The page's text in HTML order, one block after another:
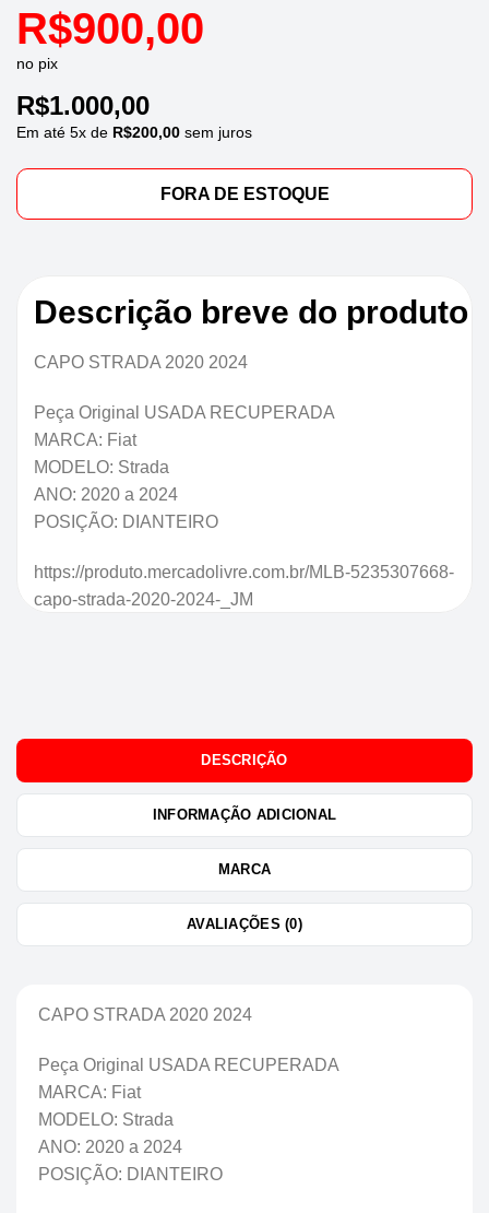
R$900,00
no pix
R$1.000,00
Em até 5x de R$200,00 sem juros
FORA DE ESTOQUE
Descrição breve do produto
CAPO STRADA 2020 2024
Peça Original USADA RECUPERADA
MARCA: Fiat
MODELO: Strada
ANO: 2020 a 2024
POSIÇÃO: DIANTEIRO
https://produto.mercadolivre.com.br/MLB-5235307668-
capo-strada-2020-2024-_JM
DESCRIÇÃO
INFORMAÇÃO ADICIONAL
MARCA
AVALIAÇÕES (0)
CAPO STRADA 2020 2024
Peça Original USADA RECUPERADA
MARCA: Fiat
MODELO: Strada
ANO: 2020 a 2024
POSIÇÃO: DIANTEIRO